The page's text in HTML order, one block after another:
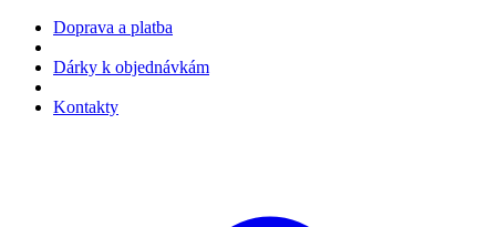
Doprava a platba
Dárky k objednávkám
Kontakty